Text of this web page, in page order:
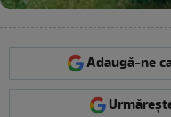
Adaugă-ne